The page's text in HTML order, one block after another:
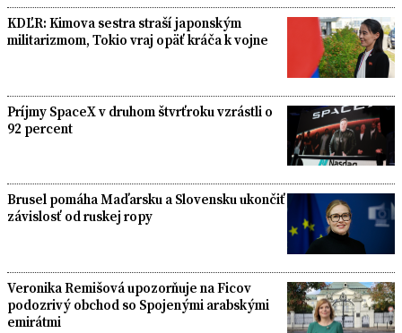
KDĽR: Kimova sestra straší japonským
militarizmom, Tokio vraj opäť kráča k vojne
Príjmy SpaceX v druhom štvrťroku vzrástli o
92 percent
Brusel pomáha Maďarsku a Slovensku ukončiť
závislosť od ruskej ropy
Veronika Remišová upozorňuje na Ficov
podozrivý obchod so Spojenými arabskými
emirátmi